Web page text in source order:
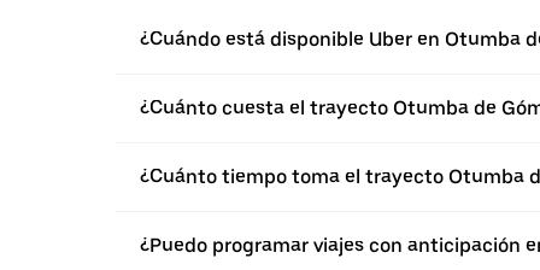
¿Cuándo está disponible Uber en Otumba
¿Cuánto cuesta el trayecto Otumba de
¿Cuánto tiempo toma el trayecto Otumba
¿Puedo programar viajes con anticipación